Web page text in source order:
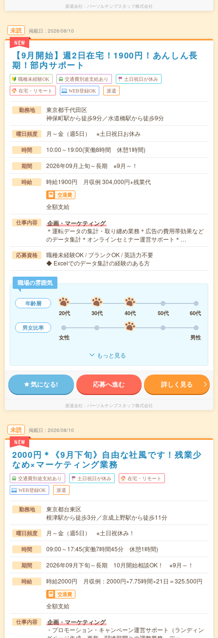
派遣会社 パーソルテンプスタッフ株式会社
未読
NEW
掲載日 2026/08/10
【9月開始】週2日在宅！1900円！あんしん長
期！部内サポート
職種未経験OK 交通費別途支給あり 土日祝日が休み
在宅・リモート WEB登録OK 派遣
勤務地
東京都千代田区
神保町駅から徒歩9分／水道橋駅から徒歩9分
曜日頻度 月～金（週5日） ※土日祝日お休み
時間 10:00～19:00(実働8時間 休憩1時間)
期間 2026年09月上旬～長期 ※9月～！
時給 時給1900円 月収例 304,000円+残業代
交通費
全額支給
仕事内容 企画・マーケティング
＊運転データの集計・取り纏め業務＊広告の費用帯効果など
のデータ集計＊オンラインセミナー運営サポート＊…
応募資格
職種未経験OK / ブランクOK / 英語力不要
◆ Excelでのデータ集計の経験のある方
職場の雰囲気
年齢層
20代
30代 40代 50代
60代
男女比率
女性
男性
もっと見る
気になる! 応募へ進む 詳しく見る
派遣会社 パーソルテンプスタッフ株式会社
未読
NEW
掲載日 2026/08/10
2000円＊《9月下旬》自由な社風です！残業少
なめ×マーケティング業務
交通費別途支給あり 土日祝日が休み 在宅・リモート
WEB登録OK 派遣
勤務地
東京都台東区
根津駅から徒歩3分／京成上野駅から徒歩11分
曜日頻度 月～金（週5日） ※土日祝休み！
時間 09:00～17:45(実働7時間45分 休憩1時間)
期間 2026年09月下旬～長期 10月開始相談OK！ ※9月～！
時給 時給2000円 月収例：2000円×7.75時間×21日＝325.500円
交通費
全額支給
仕事内容 企画・マーケティング
・プロモーション・キャンペーン運営サポート（ランディン